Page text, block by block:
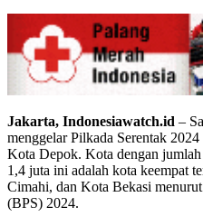
Jakarta, Indonesiawatch.id –
menggelar Pilkada Serentak
Kota Depok. Kota dengan
1,4 juta ini adalah kota keempat
Cimahi, dan Kota Bekasi
(BPS) 2024.